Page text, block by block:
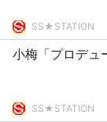
SS★STATION
小梅「プロデュ
SS★STATION